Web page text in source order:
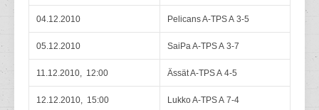
04.12.2010 Pelicans A-TPS A 3-5
05.12.2010 SaiPa A-TPS A 3-7
11.12.2010, 12:00 Ässät A-TPS A 4-5
12.12.2010, 15:00 Lukko A-TPS A 7-4